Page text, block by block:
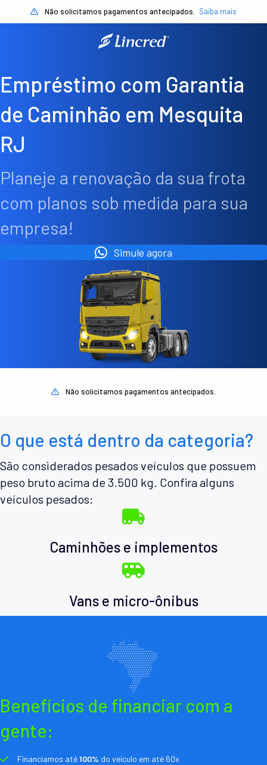
Não solicitamos pagamentos antecipados. Saiba mais
Empréstimo com Garantia
de Caminhão em Mesquita
RJ
Planeje a renovação da sua frota
com planos sob medida para sua
empresa!
Simule agora
Não solicitamos pagamentos antecipados.
O que está dentro da categoria?
São considerados pesados veículos que possuem
peso bruto acima de 3.500 kg. Confira alguns
veículos pesados:
Caminhões e implementos
Vans e micro-ônibus
Benefícios de financiar com a
gente:
Financiamos até100% do veículo em até 60x